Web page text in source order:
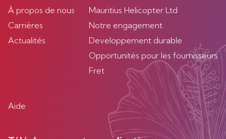
À propos de nous
Carrières
Actualités
Mauritius Helicopter Ltd
Notre engagement
Developpement durable
Opportunités pour les fournisseurs
Fret
Aide